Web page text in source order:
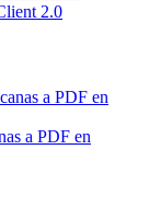
2.0
a PDF en